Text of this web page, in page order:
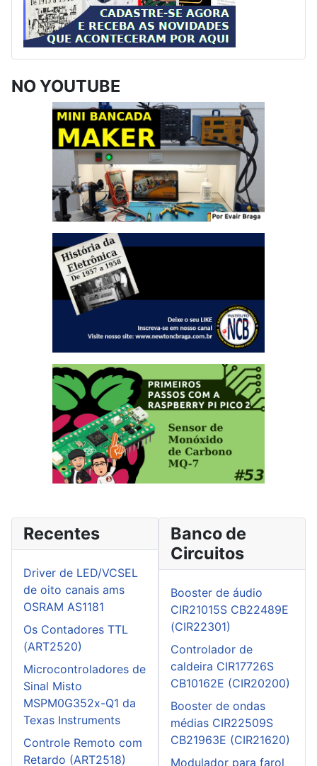
NO YOUTUBE
Recentes
Driver de LED/VCSEL
de oito canais ams
OSRAM AS1181
Os Contadores TTL
(ART2520)
Microcontroladores de
Sinal Misto
MSPM0G352x-Q1 da
Texas Instruments
Controle Remoto com
Retardo (ART2518)
Banco de
Circuitos
Booster de áudio
CIR21015S CB22489E
(CIR22301)
Controlador de
caldeira CIR17726S
CB10162E (CIR20200)
Booster de ondas
médias CIR22509S
CB21963E (CIR21620)
Modulador para farol